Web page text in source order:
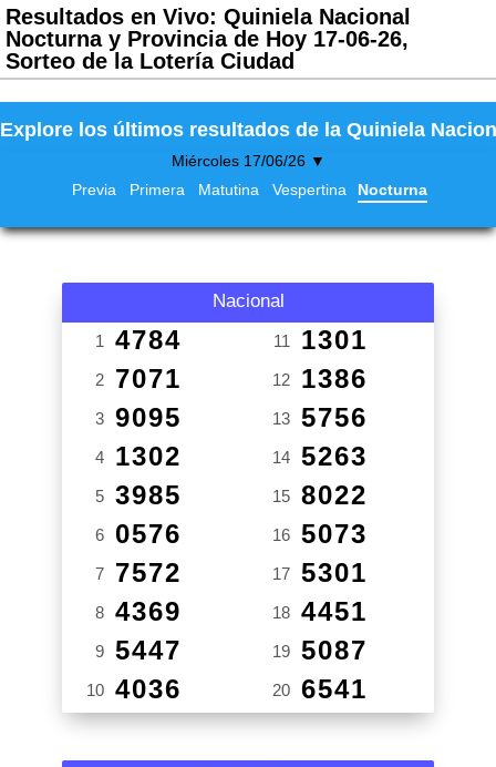
Resultados en Vivo: Quiniela Nacional
Nocturna y Provincia de Hoy 17-06-26,
Sorteo de la Lotería Ciudad
Explore los últimos resultados de la Quiniela
Miércoles 17/06/26 ▼
Previa
Primera Matutina Vespertina Nocturna
Nacional
1 4784
2 7071
3 9095
4 1302
5 3985
6 0576
7 7572
8 4369
9 5447
10 4036
11 1301
12 1386
13 5756
14 5263
15 8022
16 5073
17 5301
18 4451
19 5087
20 6541